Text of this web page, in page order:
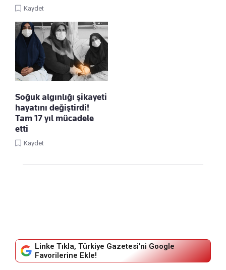
Kaydet
Soğuk algınlığı şikayeti
hayatını değiştirdi!
Tam 17 yıl mücadele
etti
Kaydet
Linke Tıkla, Türkiye Gazetesi'ni Google
Favorilerine Ekle!